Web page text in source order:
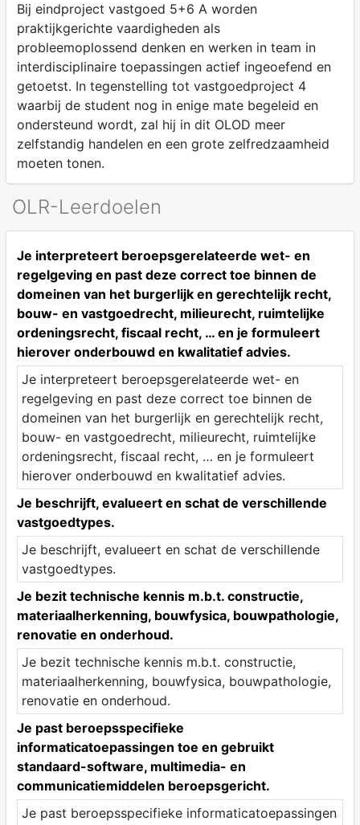
Bij eindproject vastgoed 5+6 A worden
praktijkgerichte vaardigheden als
probleemoplossend denken en werken in team in
interdisciplinaire toepassingen actief ingeoefend en
getoetst. In tegenstelling tot vastgoedproject 4
waarbij de student nog in enige mate begeleid en
ondersteund wordt, zal hij in dit OLOD meer
zelfstandig handelen en een grote zelfredzaamheid
moeten tonen.
OLR-Leerdoelen
Je interpreteert beroepsgerelateerde wet- en
regelgeving en past deze correct toe binnen de
domeinen van het burgerlijk en gerechtelijk recht,
bouw- en vastgoedrecht, milieurecht, ruimtelijke
ordeningsrecht, fiscaal recht, … en je formuleert
hierover onderbouwd en kwalitatief advies.
Je interpreteert beroepsgerelateerde wet- en
regelgeving en past deze correct toe binnen de
domeinen van het burgerlijk en gerechtelijk recht,
bouw- en vastgoedrecht, milieurecht, ruimtelijke
ordeningsrecht, fiscaal recht, … en je formuleert
hierover onderbouwd en kwalitatief advies.
Je beschrijft, evalueert en schat de verschillende
vastgoedtypes.
Je beschrijft, evalueert en schat de verschillende
vastgoedtypes.
Je bezit technische kennis m.b.t. constructie,
materiaalherkenning, bouwfysica, bouwpathologie,
renovatie en onderhoud.
Je bezit technische kennis m.b.t. constructie,
materiaalherkenning, bouwfysica, bouwpathologie,
renovatie en onderhoud.
Je past beroepsspecifieke
informaticatoepassingen toe en gebruikt
standaard-software, multimedia- en
communicatiemiddelen beroepsgericht.
Je past beroepsspecifieke informaticatoepassingen